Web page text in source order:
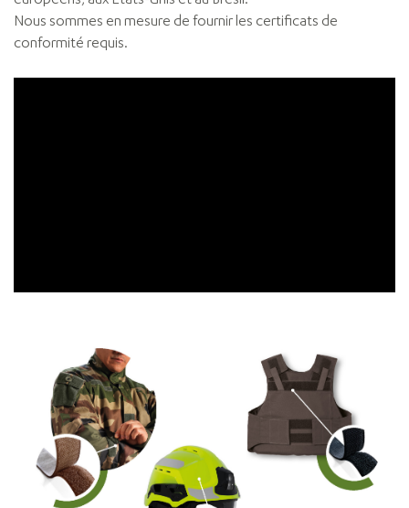
Nous sommes en mesure de fournir les certificats de
conformité requis.